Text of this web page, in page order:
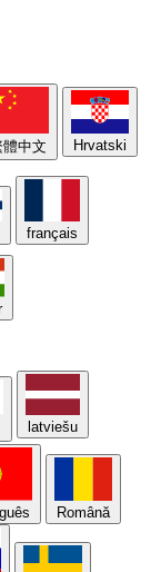
體中文 Hrvatski
français
latviešu
Română